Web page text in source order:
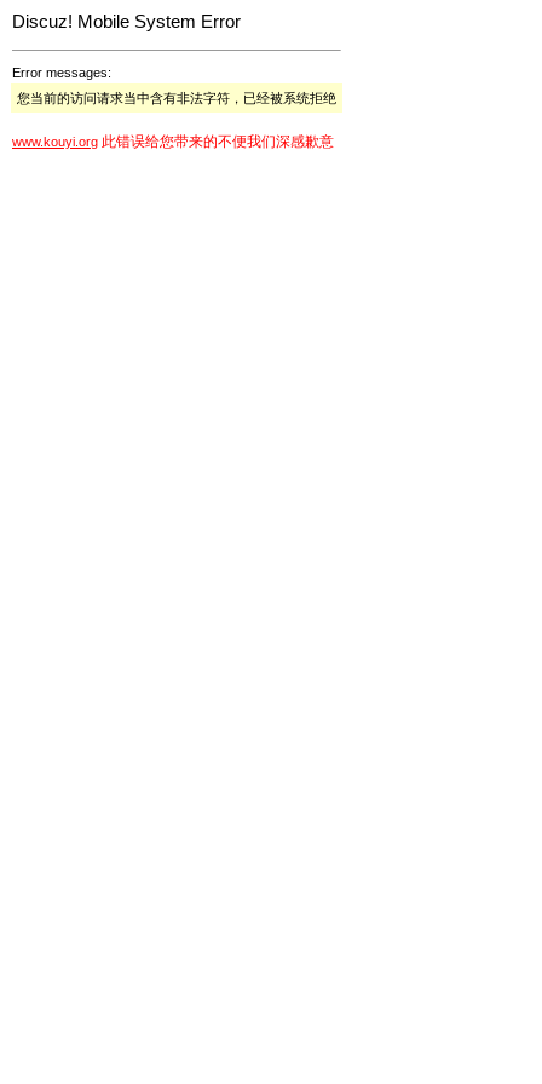
Discuz! Mobile System Error
Error messages:
您当前的访问请求当中含有非法字符，已经被系统拒绝
www.kouyi.org 此错误给您带来的不便我们深感歉意